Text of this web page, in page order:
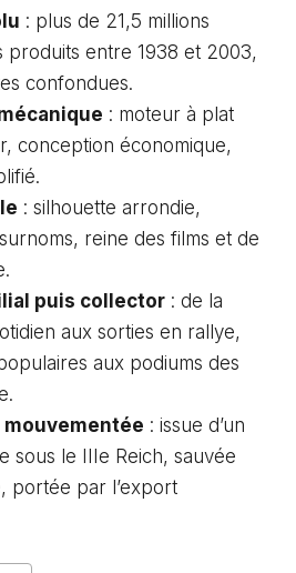
: plus de 21,5 millions
produits entre 1938 et 2003,
confondues.
: moteur à plat
conception économique,
: silhouette arrondie,
reine des films et de
puis collector : de la
aux sorties en rallye,
aux podiums des
: issue d’un
sous le IIIe Reich, sauvée
portée par l’export